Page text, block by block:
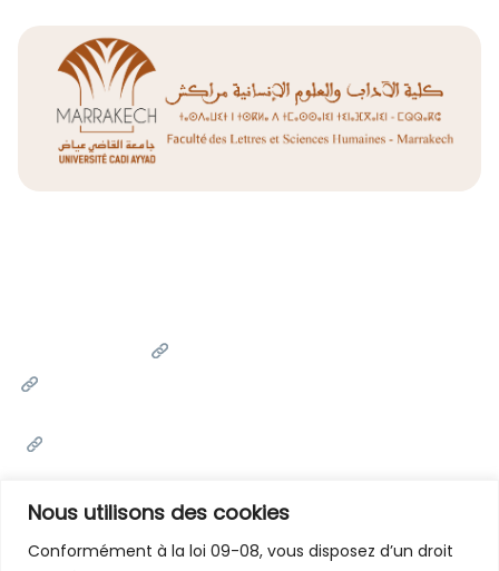
Nous utilisons des cookies
Conformément à la loi 09-08, vous disposez d’un droit
Portail National de Maroc